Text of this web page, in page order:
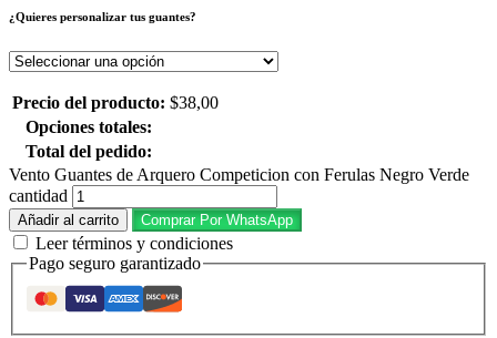
¿Quieres personalizar tus guantes?
Precio del producto: $38,00
Opciones totales:
Total del pedido:
Vento Guantes de Arquero Competicion con Ferulas Negro Verde
cantidad
Añadir al carrito Comprar Por WhatsApp
Leer términos y condiciones
Pago seguro garantizado